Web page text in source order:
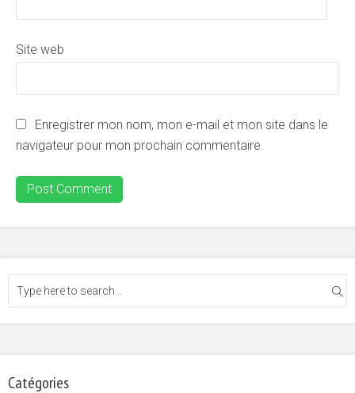
Site web
Enregistrer mon nom, mon e-mail et mon site dans le
navigateur pour mon prochain commentaire.
Catégories